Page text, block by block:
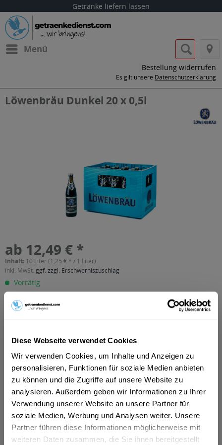
Diese Webseite verwendet Cookies
Wir verwenden Cookies, um Inhalte und Anzeigen zu
personalisieren, Funktionen für soziale Medien anbieten
zu können und die Zugriffe auf unsere Website zu
analysieren. Außerdem geben wir Informationen zu Ihrer
Verwendung unserer Website an unsere Partner für
soziale Medien, Werbung und Analysen weiter. Unsere
Partner führen diese Informationen möglicherweise mit
weiteren Daten zusammen, die Sie ihnen bereitgestellt
Getränke liefern lassen
Menü
Bestellung widerrufen
Es gilt unsere Datenschutzerklärung
Löwenbräu Dunkel 20 x 0,5l
ab 12,49 € *
Inhalt: 10 Liter (1,25 € * / 1 Liter)
inkl. MwSt. ggf. zzgl. Erschwerniszuschlag
Vorrätig
MEHRWEG
+3,10 € Pfand
Artikel-Nr.:
10398
Verfügbar in:
Beschreibung
So beschreibt der Hersteller sein Produkt: " Unsere
altbayerische Bierspezialität aus... mehr
"Löwenbräu Dunkel 20 x 0,5l"